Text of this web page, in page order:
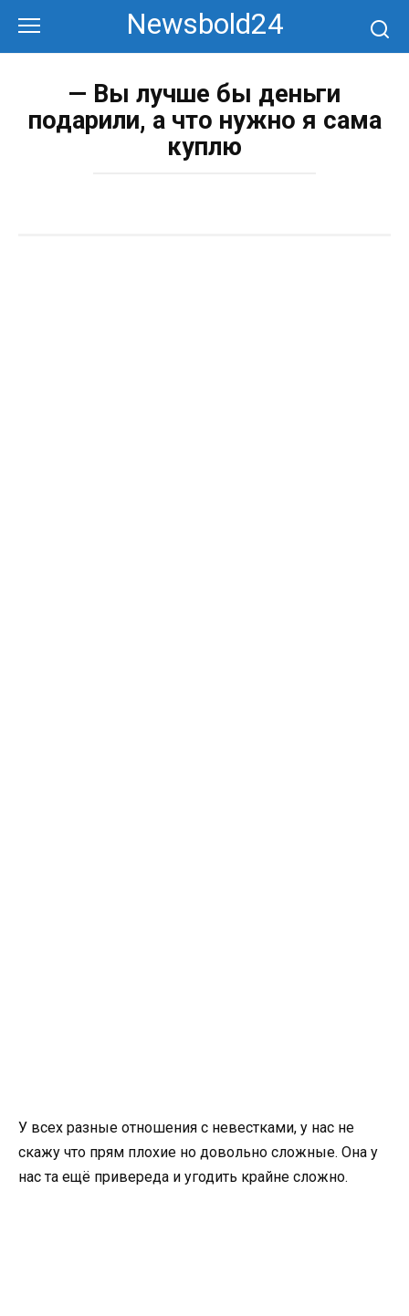
контенту
Newsbold24
— Вы лучше бы деньги
подарили, а что нужно я сама
куплю
У всех разные отношения с невестками, у нас не
скажу что прям плохие но довольно сложные. Она у
нас та ещё привереда и угодить крайне сложно.